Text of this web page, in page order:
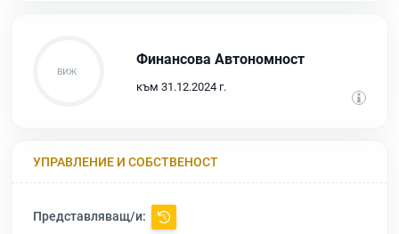
Финансова Автономност
към 31.12.2024 г.
УПРАВЛЕНИЕ И СОБСТВЕНОСТ
Представляващ/и: